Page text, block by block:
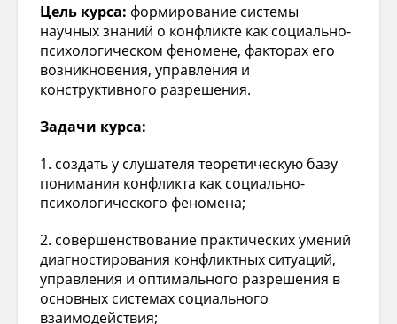
Цель курса: формирование системы
научных знаний о конфликте как социально-
психологическом феномене, факторах его
возникновения, управления и
конструктивного разрешения.
Задачи курса:
1. создать у слушателя теоретическую базу
понимания конфликта как социально-
психологического феномена;
2. совершенствование практических умений
диагностирования конфликтных ситуаций,
управления и оптимального разрешения в
основных системах социального
взаимодействия;